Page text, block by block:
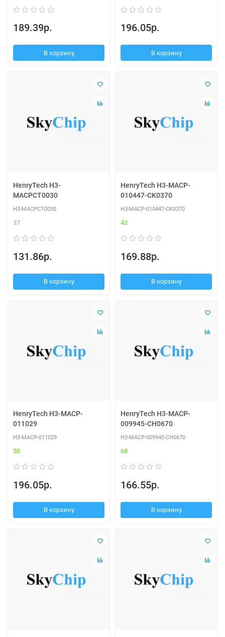
189.39р.
В корзину
196.05р.
В корзину
HenryTech H3-
MACPCT0030
H3-MACPCT0030
37
131.86р.
В корзину
HenryTech H3-MACP-
010447-CK0370
H3-MACP-010447-CK0370
42
169.88р.
В корзину
HenryTech H3-MACP-
011029
H3-MACP-011029
50
196.05р.
В корзину
HenryTech H3-MACP-
009945-CH0670
H3-MACP-009945-CH0670
68
166.55р.
В корзину